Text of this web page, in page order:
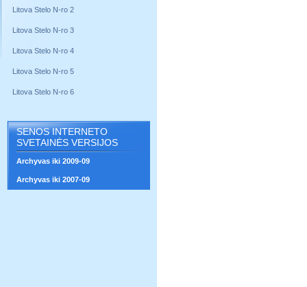
Litova Stelo N-ro 2
Litova Stelo N-ro 3
Litova Stelo N-ro 4
Litova Stelo N-ro 5
Litova Stelo N-ro 6
SENOS INTERNETO
SVETAINĖS VERSIJOS
Archyvas iki 2009-09
Archyvas iki 2007-09